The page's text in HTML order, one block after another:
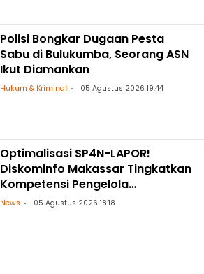
Polisi Bongkar Dugaan Pesta
Sabu di Bulukumba, Seorang ASN
Ikut Diamankan
Hukum & Kriminal 05 Agustus 2026 19:44
Optimalisasi SP4N-LAPOR!
Diskominfo Makassar Tingkatkan
Kompetensi Pengelola
Pengaduan OPD
News 05 Agustus 2026 18:18